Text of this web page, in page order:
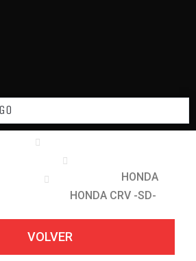
HONDA
HONDA CRV -SD-
VOLVER